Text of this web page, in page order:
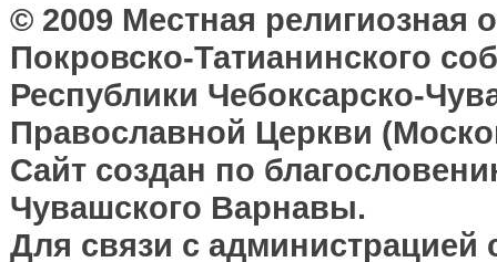
© 2009 Местная религиозная
Покровско-Татианинского
Республики Чебоксарско-
Православной Церкви
Сайт создан по
Чувашского Варнавы.
Для связи с администрацией